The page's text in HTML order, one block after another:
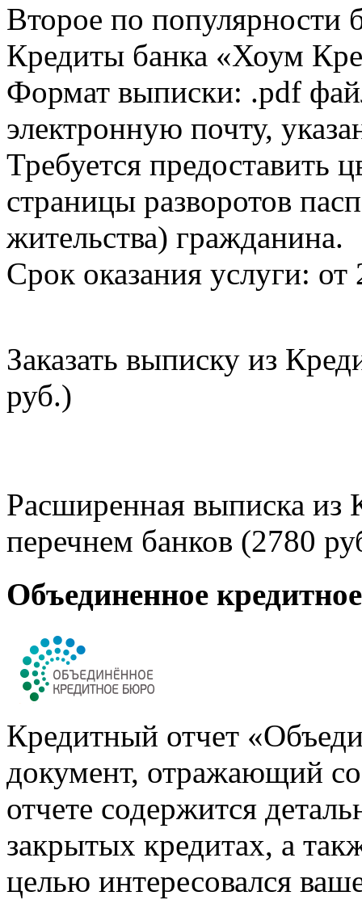
Второе по популярности
Кредиты банка «Хоум
Формат выписки: .pdf
электронную почту,
Требуется предоставить
страницы разворотов
жительства) гражданина.
Срок оказания услуги: от
Заказать выписку из
руб.)
Расширенная выписка из
перечнем банков (2780
Объединенное
Кредитный отчет
документ, отражающий
отчете содержится
закрытых кредитах, а
целью интересовался